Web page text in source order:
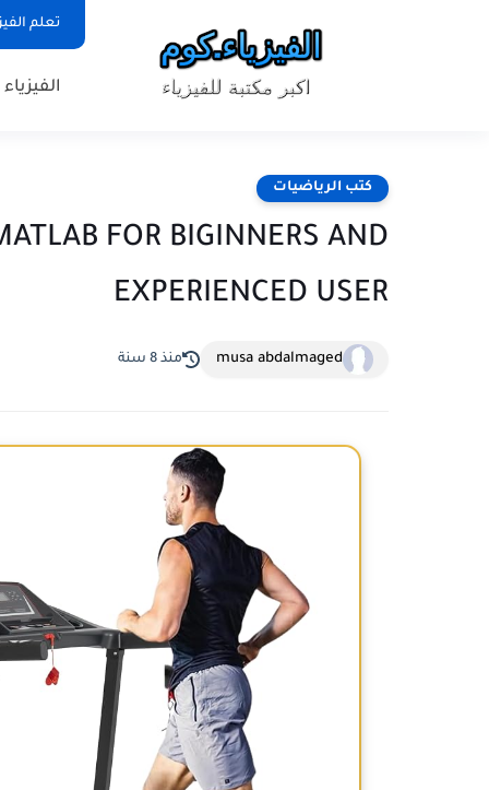
تعلم
كتب الرياضيات
FOR BIGINNERS AND
EXPERIENCED USER
musa abdalmaged منذ 8 سنة